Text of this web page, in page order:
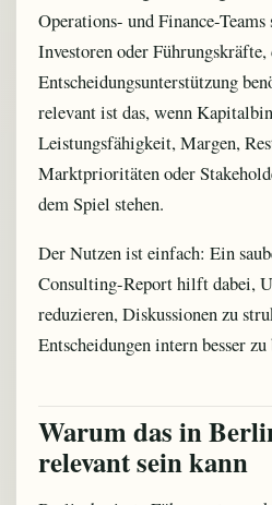
Operations- und Finance-
Investoren oder Führungskräfte,
Entscheidungsunterstützung
relevant ist das, wenn
Leistungsfähigkeit, Margen,
Marktprioritäten oder
dem Spiel stehen.
Der Nutzen ist einfach: Ein
Consulting-Report hilft dabei,
reduzieren, Diskussionen zu
Entscheidungen intern besser zu
Warum das in
relevant sein kann